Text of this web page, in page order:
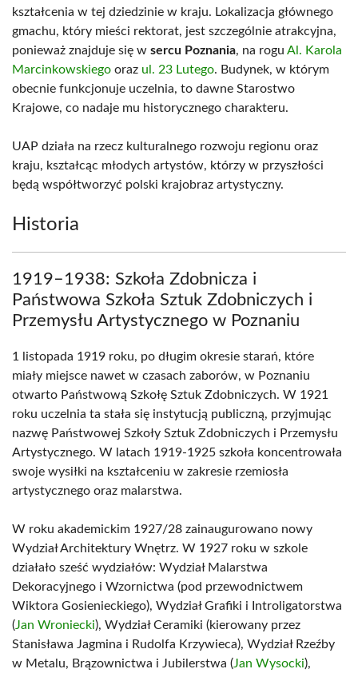
kształcenia w tej dziedzinie w kraju. Lokalizacja głównego
gmachu, który mieści rektorat, jest szczególnie atrakcyjna,
ponieważ znajduje się w sercu Poznania, na rogu Al. Karola
Marcinkowskiego oraz ul. 23 Lutego. Budynek, w którym
obecnie funkcjonuje uczelnia, to dawne Starostwo
Krajowe, co nadaje mu historycznego charakteru.
UAP działa na rzecz kulturalnego rozwoju regionu oraz
kraju, kształcąc młodych artystów, którzy w przyszłości
będą współtworzyć polski krajobraz artystyczny.
Historia
1919–1938: Szkoła Zdobnicza i
Państwowa Szkoła Sztuk Zdobniczych i
Przemysłu Artystycznego w Poznaniu
1 listopada 1919 roku, po długim okresie starań, które
miały miejsce nawet w czasach zaborów, w Poznaniu
otwarto Państwową Szkołę Sztuk Zdobniczych. W 1921
roku uczelnia ta stała się instytucją publiczną, przyjmując
nazwę Państwowej Szkoły Sztuk Zdobniczych i Przemysłu
Artystycznego. W latach 1919-1925 szkoła koncentrowała
swoje wysiłki na kształceniu w zakresie rzemiosła
artystycznego oraz malarstwa.
W roku akademickim 1927/28 zainaugurowano nowy
Wydział Architektury Wnętrz. W 1927 roku w szkole
działało sześć wydziałów: Wydział Malarstwa
Dekoracyjnego i Wzornictwa (pod przewodnictwem
Wiktora Gosienieckiego), Wydział Grafiki i Introligatorstwa
(Jan Wroniecki), Wydział Ceramiki (kierowany przez
Stanisława Jagmina i Rudolfa Krzywieca), Wydział Rzeźby
w Metalu, Brązownictwa i Jubilerstwa (Jan Wysocki),